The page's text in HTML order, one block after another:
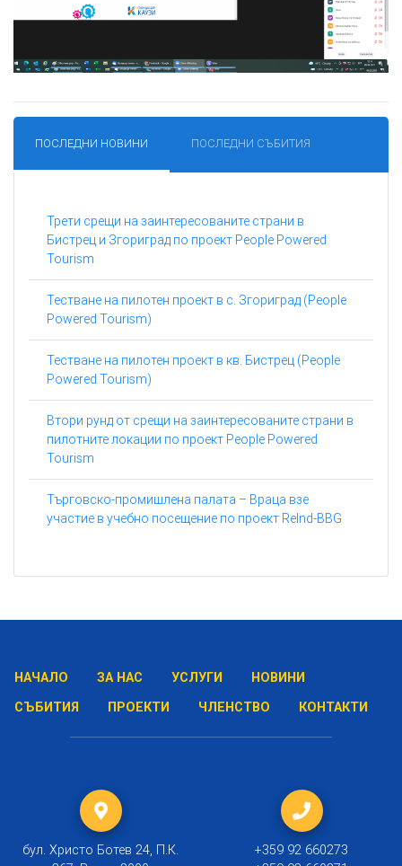
ПОСЛЕДНИ НОВИНИ ПОСЛЕДНИ СЪБИТИЯ
Трети срещи на заинтересованите страни в
Бистрец и Згориград по проект People Powered
Tourism
Тестване на пилотен проект в с. Згориград (People
Powered Tourism)
Тестване на пилотен проект в кв. Бистрец (People
Powered Tourism)
Втори рунд от срещи на заинтересованите страни в
пилотните локации по проект People Powered
Tourism
Търговско-промишлена палата – Враца взе
участие в учебно посещение по проект ReInd-BBG
НАЧАЛО ЗА НАС УСЛУГИ
НОВИНИ
СЪБИТИЯ
ПРОЕКТИ ЧЛЕНСТВО КОНТАКТИ
бул. Христо Ботев 24, П.К.
+359 92 660273